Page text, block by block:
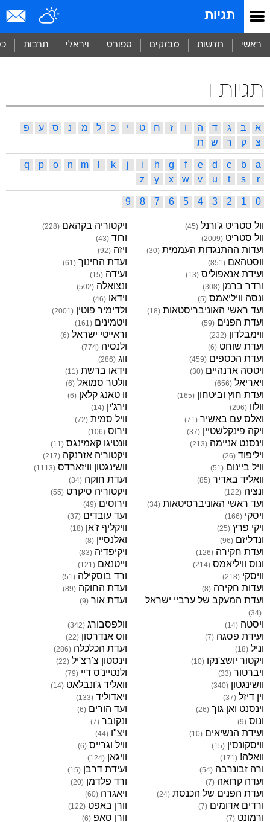
תגיות
ראשי חדשות מבזקים ספורט ויראלי תרבות
תגיות ו
א ב ג ד ה ו ז ח ט י כ ל מ נ ס ע
פ
צ
ק ר ש ת
a
b
c
d
e
f
g
h
i
j
k
m
n
o
p
q
r
s
t
u
v
w
x
y
z
0
1
2
3
4
5
6
7
8
9
וול סטריט ג'ורנל (
45
) ויקטוריה בקהאם (
228
)
וול סטריט (
2009
) ורוד (
43
)
ועדות ההתנגדות העממית (
30
) ויזה (
92
)
ווסטהאם (
851
) ועדת החינוך (
61
)
ועידת אנאפוליס (
13
) ועידה (
15
)
ורדר ברמן (
308
) ונצואלה (
502
)
ונסה וויליאמס (
5
) וידאו (
46
)
ועד ראשי האוניבריסטאות (
18
) ולדימיר פוטין (
2001
)
ועדת הפנים (
59
) ויטמינים (
161
)
ווימבלדון (
232
) וראייטי ישראל (
6
)
ועדת שוחט (
6
) ולנסיה (
774
)
ועדת הכספים (
459
) ווג (
286
)
ויטסה ארנהיים (
30
) וידאו ברשת (
11
)
ויאריאל (
656
) וולטר סמואל (
6
)
ועדת חוץ וביטחון (
165
) וו טאנג קלאן (
6
)
וולוו (
296
) וירג'ין (
14
)
ואלס עם באשיר (
71
) וויל סמית (
72
)
ויקה פינקלשטיין (
37
) וירוס (
106
)
וינסנט אניימה (
213
) וונטיגו קאמינגס (
11
)
ויליפוד (
26
) ויקטוריה אזרנקה (
217
)
וויל ביינום (
51
) וושינגטון וויזארדס (
1113
)
וואליד באדיר (
85
) ועדת חוקה (
34
)
ונציה (
122
) ויקטוריה סיקרט (
55
)
ועד ראשי האוניברסיטאות (
34
) וירוסים (
49
)
ויסקי (
166
) ועד עובדים (
37
)
ויקי פרץ (
25
) וויקליף ז'אן (
18
)
ונדליזם (
96
) ואלנסיין (
8
)
ועדת חקירה (
126
) ויקיפדיה (
83
)
ונוס וויליאמס (
214
) וייטנאם (
121
)
וויסקי (
218
) ורד בוסקילה (
51
)
ועדות חקירה (
8
) ועדת החוקה (
89
)
ועדת המעקב של ערביי ישראל
(
34
)
ועדת אור (
9
)
ויסטה (
14
) וולפסבורג (
342
)
ועידת פסגה (
7
) ווס אנדרסון (
22
)
וניל (
18
) ועדת הכלכלה (
286
)
ויקטור יושצ'נקו (
10
) וינסטון צ'רצ'יל (
22
)
ויברטור (
33
) ולנטיינ'ס דיי (
79
)
וושינגטון (
340
) וואליד ג'ונבלאט (
14
)
וין דיזל (
37
) ויאדוליד (
133
)
וינסנט ואן גוך (
26
) ועד הורים (
6
)
ונוס (
9
) ונקובר (
7
)
ועידת הנשיאים (
10
) ויצ"ו (
44
)
וויסקונסין (
15
) וויל וגרייס (
6
)
וואלה! (
171
) וויגאן (
124
)
ורה זבונרבה (
54
) ועידת דרבן (
15
)
ועדה קרואה (
7
) ורד פלדמן (
20
)
ועדת הפנים של הכנסת (
24
) ויאגרה (
60
)
ורדים אדומים (
7
) וורן באפט (
122
)
ורמונט (
7
) וורן סאפ (
6
)